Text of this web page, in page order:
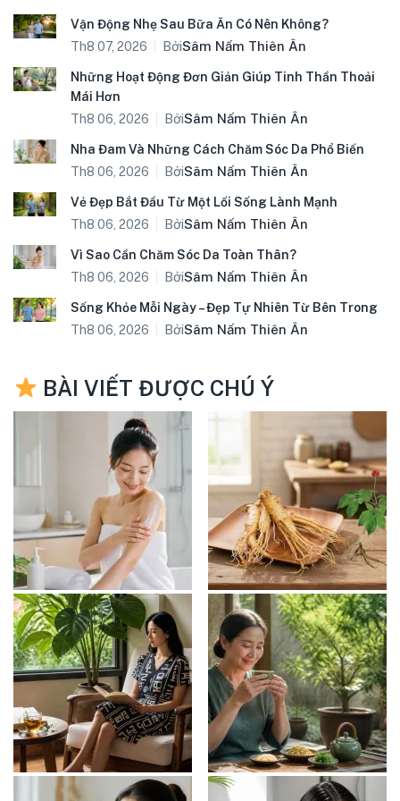
Vận Động Nhẹ Sau Bữa Ăn Có Nên Không?
Th8 07, 2026
BởiSâm Nấm Thiên Ân
Những Hoạt Động Đơn Giản Giúp Tinh Thần Thoải
Mái Hơn
Th8 06, 2026
BởiSâm Nấm Thiên Ân
Nha Đam Và Những Cách Chăm Sóc Da Phổ Biến
Th8 06, 2026
BởiSâm Nấm Thiên Ân
Vẻ Đẹp Bắt Đầu Từ Một Lối Sống Lành Mạnh
Th8 06, 2026
BởiSâm Nấm Thiên Ân
Vì Sao Cần Chăm Sóc Da Toàn Thân?
Th8 06, 2026
BởiSâm Nấm Thiên Ân
Sống Khỏe Mỗi Ngày – Đẹp Tự Nhiên Từ Bên Trong
Th8 06, 2026
BởiSâm Nấm Thiên Ân
BÀI VIẾT ĐƯỢC CHÚ Ý